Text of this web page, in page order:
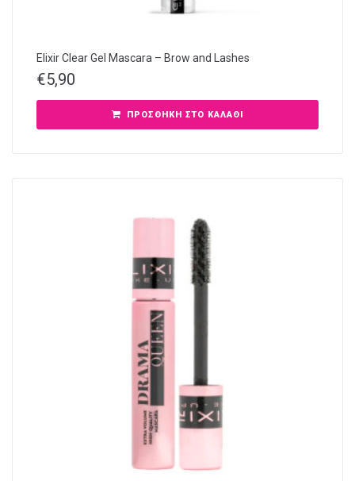
Elixir Clear Gel Mascara – Brow and Lashes
€5,90
ΠΡΟΣΘΉΚΗ ΣΤΟ ΚΑΛΆΘΙ